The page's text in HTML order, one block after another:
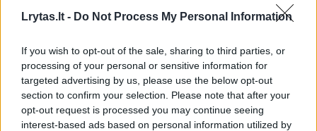
Lrytas.lt - Do Not Process My Personal Information
If you wish to opt-out of the sale, sharing to third parties, or
processing of your personal or sensitive information for
targeted advertising by us, please use the below opt-out
section to confirm your selection. Please note that after your
opt-out request is processed you may continue seeing
interest-based ads based on personal information utilized by
Komentuoti po šiuo straipsniu
Komentuoti gali tik Lrytas registruoti vartotojai.
Prisijunkite prie registruotų vartotojų
bendruomenės ir bendraukite komentaruose!